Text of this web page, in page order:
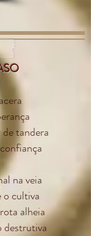
tandera
na veia
o cultiva
alheia
destrutiva